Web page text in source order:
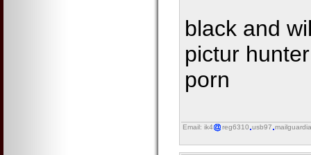
black and
pictur
porn
Email: ik4 reg6310 usb97